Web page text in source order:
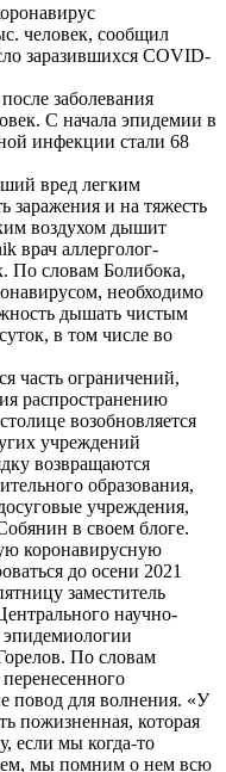
человек, сообщил
заразившихся COVID-
заболевания
С начала эпидемии в
инфекции стали 68
вред легким
заражения и на тяжесть
воздухом дышит
врач аллерголог-
По словам Болибока,
необходимо
дышать чистым
в том числе во
часть ограничений,
распространению
возобновляется
учреждений
возвращаются
образования,
учреждения,
в своем блоге.
коронавирусную
до осени 2021
заместитель
научно-
эпидемиологии
По словам
повод для волнения. «У
пожизненная, которая
если мы когда-то
мы помним о нем всю